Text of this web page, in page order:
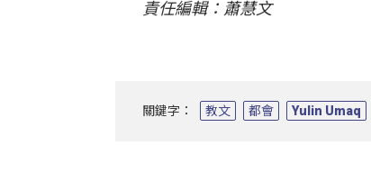
責任編輯：蕭慧文
關鍵字： 教文 都會 Yulin Umaq